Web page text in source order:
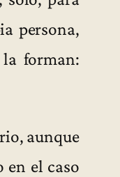
persona,
forman:
aunque
el caso